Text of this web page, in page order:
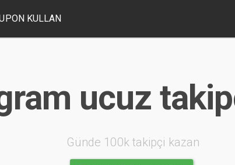
KULLAN
ucuz
Günde 100k takipçi kazan